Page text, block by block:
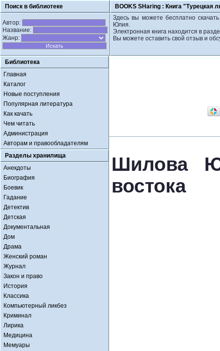
Поиск в библиотеке BOOKS SHaring : Книга "Турецкая
Автор:
Название:
Жанр:
Здесь вы можете бесплатно
Юлия.
Электронная книга находится в
Вы можете оставить свой отзыв и
Библиотека
Главная
Каталог
Новые поступления
Популярная литература
Как качать
Чем читать
Администрация
Авторам и правообладателям
Разделы хранилища
Анекдоты
Биография
Боевик
Гадание
Детектив
Детская
Документальная
Дом
Драма
Женский роман
Журнал
Закон и право
История
Классика
Компьютерный ликбез
Криминал
Лирика
Медицина
Мемуары
Шилова
востока